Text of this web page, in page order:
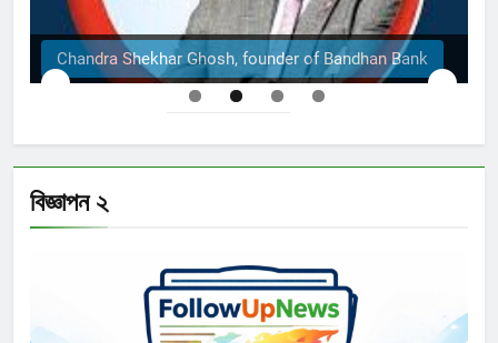
Ghosh, founder of Bandhan Bank The
বিজ্ঞাপন ২